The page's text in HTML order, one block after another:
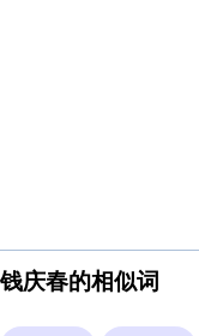
钱庆春的相似词